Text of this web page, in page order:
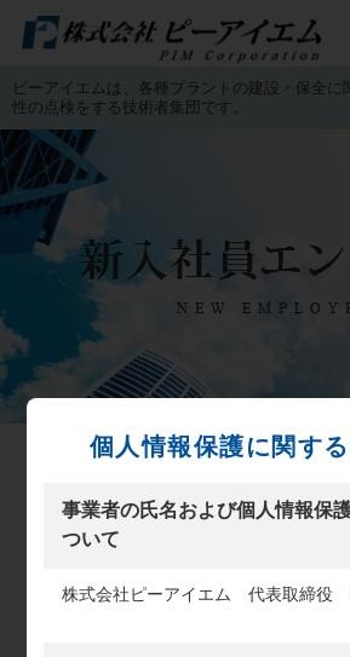
ピーアイエムは、各種プラントの建設・保全に
性の点検をする技術者集団です。
個人情報保護に関す
事業者の氏名および個人情報保
ついて
株式会社ピーアイエム 代表取締役
新卒・第二新卒・中途採
下記フォームからエントリーください。